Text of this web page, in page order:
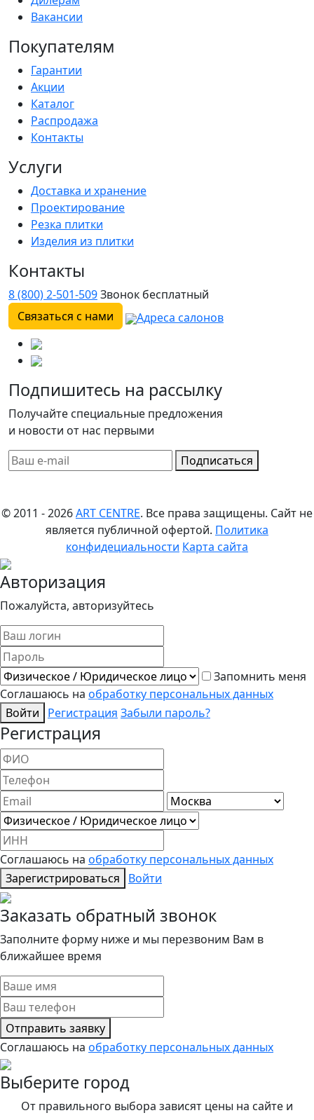
Вакансии
Покупателям
Гарантии
Акции
Каталог
Распродажа
Контакты
Услуги
Доставка и хранение
Проектирование
Резка плитки
Изделия из плитки
Контакты
8 (800) 2-501-509Звонок бесплатный
Связаться с нами
Адреса салонов
Подпишитесь на рассылку
Получайте специальные предложения
и новости от нас первыми
Подписаться
© 2011 - 2026ART CENTRE. Все права защищены. Сайт не
является публичной офертой. Политика
конфидециальности Карта сайта
Авторизация
Пожалуйста, авторизуйтесь
Запомнить меня
Соглашаюсь на обработку персональных данных
Войти
Регистрация Забыли пароль?
Регистрация
Соглашаюсь на обработку персональных данных
Зарегистрироваться
Войти
Заказать обратный звонок
Заполните форму ниже и мы перезвоним Вам в
ближайшее время
Отправить заявку
Соглашаюсь на обработку персональных данных
Выберите город
От правильного выбора зависят цены на сайте и